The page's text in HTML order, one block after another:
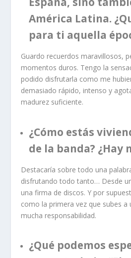
América Latina.
para ti aquella
Guardo recuerdos maravillosos,
momentos duros. Tengo la
podido disfrutarla como me
demasiado rápido, intenso y
madurez suficiente.
¿Cómo estás
de la banda? ¿Hay
Destacaría sobre todo una
disfrutando todo tanto… Desde
una firma de discos. Y por
como la primera vez que subes a
mucha responsabilidad.
¿Qué podemos